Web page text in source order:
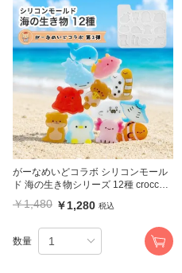
がーなめいどコラボ シリコンモール
ド 海の生き物シリーズ 12種 croccha
オリジナル
￥1,480 ￥1,280 税込
数量